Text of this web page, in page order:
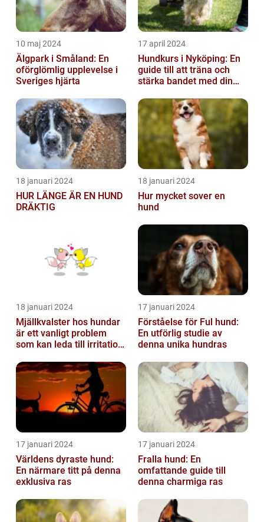
10 maj 2024
Älgpark i Småland: En
oförglömlig upplevelse i
Sveriges hjärta
17 april 2024
Hundkurs i Nyköping: En
guide till att träna och
stärka bandet med din
18 januari 2024
HUR LÄNGE ÄR EN HUND
DRÄKTIG
18 januari 2024
Hur mycket sover en
hund
18 januari 2024
Mjällkvalster hos hundar
är ett vanligt problem
som kan leda till irritation
hun...
17 januari 2024
Förståelse för Ful hund:
En utförlig studie av
denna unika hundras
17 januari 2024
Världens dyraste hund:
En närmare titt på denna
exklusiva ras
17 januari 2024
Fralla hund: En
omfattande guide till
denna charmiga ras